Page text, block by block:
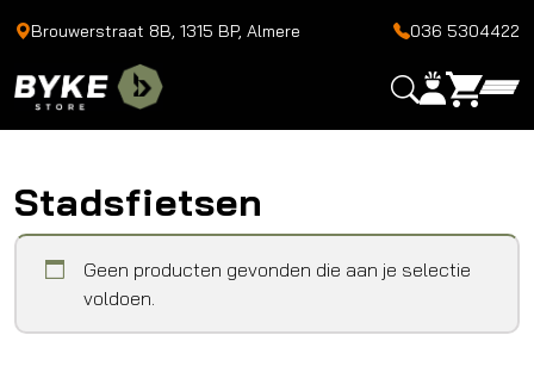
Brouwerstraat 8B, 1315 BP, Almere 036 5304422
Stadsfietsen
Geen producten gevonden die aan je selectie
voldoen.